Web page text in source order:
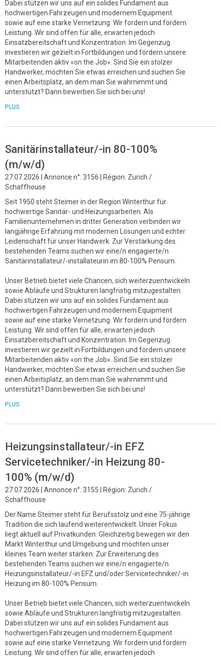
Dabei stützen wir uns auf ein solides Fundament aus
hochwertigen Fahrzeugen und modernem Equipment
sowie auf eine starke Vernetzung. Wir fordern und fördern
Leistung. Wir sind offen für alle, erwarten jedoch
Einsatzbereitschaft und Konzentration. Im Gegenzug
investieren wir gezielt in Fortbildungen und fördern unsere
Mitarbeitenden aktiv «on the Job». Sind Sie ein stolzer
Handwerker, möchten Sie etwas erreichen und suchen Sie
einen Arbeitsplatz, an dem man Sie wahrnimmt und
unterstützt? Dann bewerben Sie sich bei uns!
PLUS
Sanitärinstallateur/-in 80-100%
(m/w/d)
27.07.2026 | Annonce n°: 3156 | Région: Zurich /
Schaffhouse
Seit 1950 steht Steimer in der Region Winterthur für
hochwertige Sanitär- und Heizungsarbeiten. Als
Familienunternehmen in dritter Generation verbinden wir
langjährige Erfahrung mit modernen Lösungen und echter
Leidenschaft für unser Handwerk. Zur Verstärkung des
bestehenden Teams suchen wir eine/n engagierte/n
Sanitärinstallateur/-installateurin im 80-100% Pensum.
Unser Betrieb bietet viele Chancen, sich weiterzuentwickeln
sowie Abläufe und Strukturen langfristig mitzugestalten.
Dabei stützen wir uns auf ein solides Fundament aus
hochwertigen Fahrzeugen und modernem Equipment
sowie auf eine starke Vernetzung. Wir fordern und fördern
Leistung. Wir sind offen für alle, erwarten jedoch
Einsatzbereitschaft und Konzentration. Im Gegenzug
investieren wir gezielt in Fortbildungen und fördern unsere
Mitarbeitenden aktiv «on the Job». Sind Sie ein stolzer
Handwerker, möchten Sie etwas erreichen und suchen Sie
einen Arbeitsplatz, an dem man Sie wahrnimmt und
unterstützt? Dann bewerben Sie sich bei uns!
PLUS
Heizungsinstallateur/-in EFZ
Servicetechniker/-in Heizung 80-
100% (m/w/d)
27.07.2026 | Annonce n°: 3155 | Région: Zurich /
Schaffhouse
Der Name Steimer steht für Berufsstolz und eine 75-jährige
Tradition die sich laufend weiterentwickelt. Unser Fokus
liegt aktuell auf Privatkunden. Gleichzeitig bewegen wir den
Markt Winterthur und Umgebung und möchten unser
kleines Team weiter stärken. Zur Erweiterung des
bestehenden Teams suchen wir eine/n engagierte/n
Heizungsinstallateur/-in EFZ und/oder Servicetechniker/-in
Heizung im 80-100% Pensum.
Unser Betrieb bietet viele Chancen, sich weiterzuentwickeln
sowie Abläufe und Strukturen langfristig mitzugestalten.
Dabei stützen wir uns auf ein solides Fundament aus
hochwertigen Fahrzeugen und modernem Equipment
sowie auf eine starke Vernetzung. Wir fordern und fördern
Leistung. Wir sind offen für alle, erwarten jedoch